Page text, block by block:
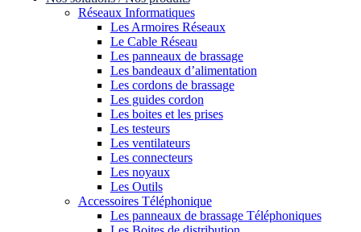
Réseaux Informatiques
Les Armoires Réseaux
Le Cable Réseau
Les panneaux de brassage
Les bandeaux d’alimentation
Les cordons de brassage
Les guides cordon
Les boites et les prises
Les testeurs
Les ventilateurs
Les connecteurs
Les noyaux
Les Outils
Accessoires Téléphonique
Les panneaux de brassage Téléphoniques